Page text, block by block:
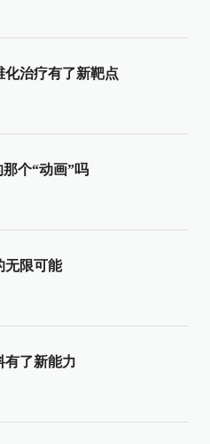
治疗有了新靶点
个“动画”吗
无限可能
有了新能力